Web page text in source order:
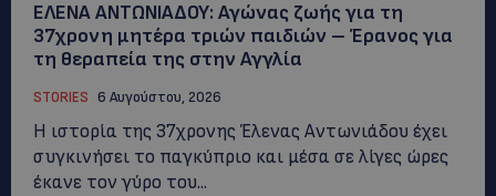
ΕΛΕΝΑ ΑΝΤΩΝΙΑΔΟΥ: Αγώνας ζωής για τη
37χρονη μητέρα τριών παιδιών – Έρανος για
τη θεραπεία της στην Αγγλία
STORIES 6 Αυγούστου, 2026
Η ιστορία της 37χρονης Έλενας Αντωνιάδου έχει
συγκινήσει το παγκύπριο και μέσα σε λίγες ώρες
έκανε τον γύρο του...